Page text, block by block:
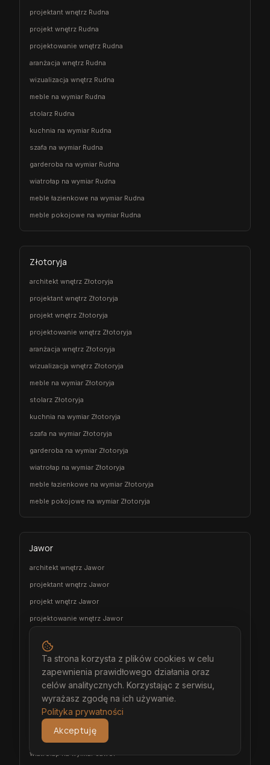
projektant wnętrz Rudna
projekt wnętrz Rudna
projektowanie wnętrz Rudna
aranżacja wnętrz Rudna
wizualizacja wnętrz Rudna
meble na wymiar Rudna
stolarz Rudna
kuchnia na wymiar Rudna
szafa na wymiar Rudna
garderoba na wymiar Rudna
wiatrołap na wymiar Rudna
meble łazienkowe na wymiar Rudna
meble pokojowe na wymiar Rudna
Złotoryja
architekt wnętrz Złotoryja
projektant wnętrz Złotoryja
projekt wnętrz Złotoryja
projektowanie wnętrz Złotoryja
aranżacja wnętrz Złotoryja
wizualizacja wnętrz Złotoryja
meble na wymiar Złotoryja
stolarz Złotoryja
kuchnia na wymiar Złotoryja
szafa na wymiar Złotoryja
garderoba na wymiar Złotoryja
wiatrołap na wymiar Złotoryja
meble łazienkowe na wymiar Złotoryja
meble pokojowe na wymiar Złotoryja
Jawor
architekt wnętrz Jawor
projektant wnętrz Jawor
projekt wnętrz Jawor
projektowanie wnętrz Jawor
wizualizacja wnętrz Jawor
meble na wymiar Jawor
stolarz Jawor
kuchnia na wymiar Jawor
szafa na wymiar Jawor
garderoba na wymiar Jawor
wiatrołap na wymiar Jawor
Ta strona korzysta z plików cookies w celu
zapewnienia prawidłowego działania oraz
celów analitycznych. Korzystając z serwisu,
wyrażasz zgodę na ich używanie.
Polityka prywatności
Akceptuję